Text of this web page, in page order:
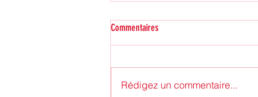
Vous m'avez manqué
Je ne vous ai pas donné
signifie pas que je n'ai pas
Commentaires
Rédigez un commentaire...